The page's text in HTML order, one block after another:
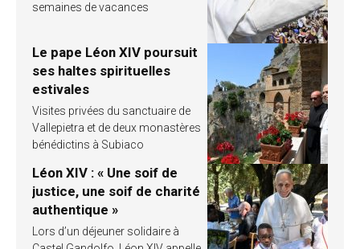
semaines de vacances
Le pape Léon XIV poursuit
ses haltes spirituelles
estivales
Visites privées du sanctuaire de
Vallepietra et de deux monastères
bénédictins à Subiaco
Léon XIV : « Une soif de
justice, une soif de charité
authentique »
Lors d’un déjeuner solidaire à